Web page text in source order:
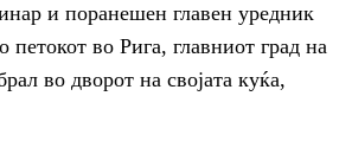
и поранешен главен уредник
во Рига, главниот град на
во дворот на својата куќа,